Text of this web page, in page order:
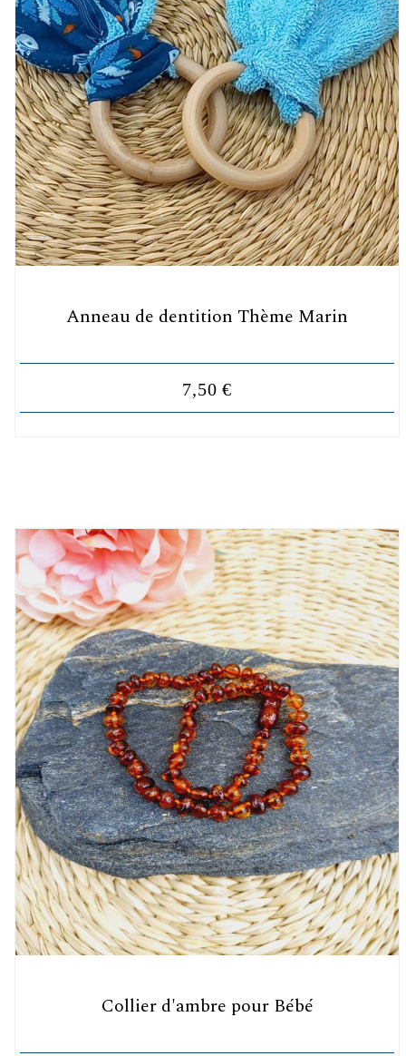
Anneau de dentition Thème Marin
7,50 €
Collier d'ambre pour Bébé